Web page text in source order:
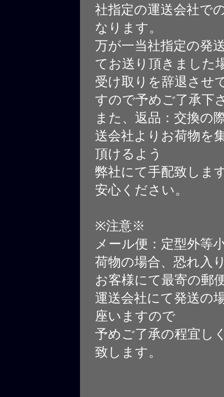
社指定の運送会社で
なります。
万が一当社指定の発
てお送り頂きました
受け取りを辞退させ
すので予めご了承下
また、返品：交換の
送会社よりお荷物を
頂けるよう
弊社にて手配致しま
安心ください。
※注意※
メール便：定型外等
荷物の場合、恐れ入
お客様にて最寄の郵
運送会社にて発送の
座いますので
予めご了承の程宜し
致します。